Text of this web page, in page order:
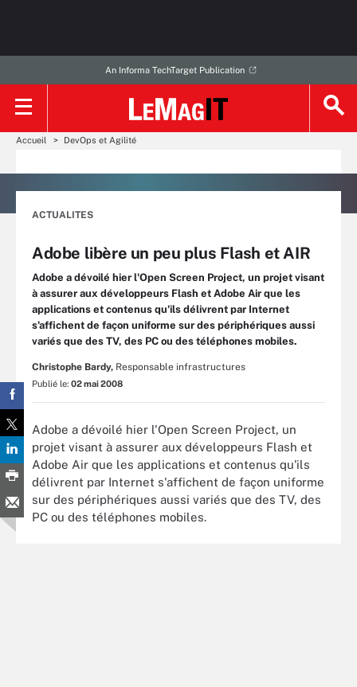
An Informa TechTarget Publication
Accueil DevOps et Agilité
ACTUALITES
Adobe libère un peu plus Flash et AIR
Adobe a dévoilé hier l'Open Screen Project, un projet visant
à assurer aux développeurs Flash et Adobe Air que les
applications et contenus qu'ils délivrent par Internet
s'affichent de façon uniforme sur des périphériques aussi
variés que des TV, des PC ou des téléphones mobiles.
Christophe Bardy, Responsable infrastructures
Publié le: 02 mai 2008
Adobe a dévoilé hier l'Open Screen Project, un
projet visant à assurer aux développeurs Flash et
Adobe Air que les applications et contenus qu'ils
délivrent par Internet s'affichent de façon uniforme
sur des périphériques aussi variés que des TV, des
PC ou des téléphones mobiles.